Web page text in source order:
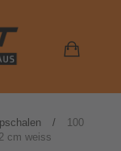
100
cm weiss